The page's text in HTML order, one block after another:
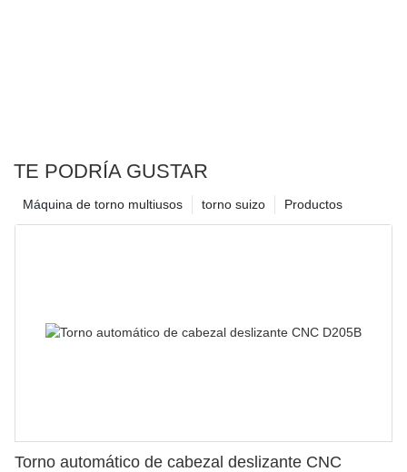
TE PODRÍA GUSTAR
Productos
torno suizo
Máquina de torno multiusos
Torno automático de cabezal deslizante CNC